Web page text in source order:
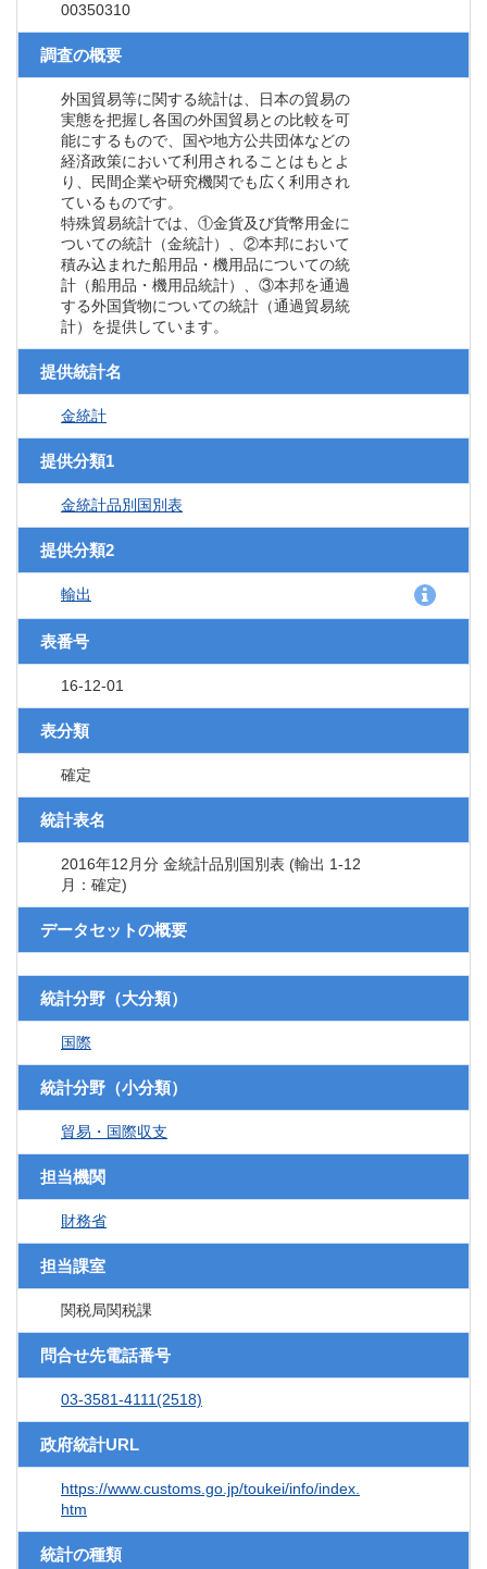
00350310
調査の概要
外国貿易等に関する統計は、日本の貿易の
実態を把握し各国の外国貿易との比較を可
能にするもので、国や地方公共団体などの
経済政策において利用されることはもとよ
り、民間企業や研究機関でも広く利用され
ているものです。
特殊貿易統計では、①金貨及び貨幣用金に
ついての統計（金統計）、②本邦において
積み込まれた船用品・機用品についての統
計（船用品・機用品統計）、③本邦を通過
する外国貨物についての統計（通過貿易統
計）を提供しています。
提供統計名
金統計
提供分類1
金統計品別国別表
提供分類2
輸出
表番号
16-12-01
表分類
確定
統計表名
2016年12月分 金統計品別国別表 (輸出 1-12
月：確定)
データセットの概要
統計分野（大分類）
国際
統計分野（小分類）
貿易・国際収支
担当機関
財務省
担当課室
関税局関税課
問合せ先電話番号
03-3581-4111(2518)
政府統計URL
https://www.customs.go.jp/toukei/info/index.
htm
統計の種類